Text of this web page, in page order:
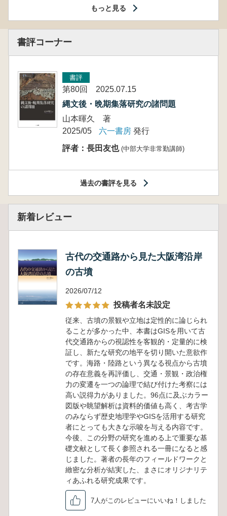
もっと見る
書評コーナー
書評
第80回 2025.07.15
縄文後・晩期集落研究の諸問題
山本暉久 著
2025/05
六一書房 発行
評者：長田友也 (中部大学非常勤講師)
過去の書評を見る
新着レビュー
古代の交通路から見た大阪湾沿岸
の古墳
2026/07/12
投稿者名未設定
従来、古墳の景観や立地は定性的に論じられ
ることが多かった中、本書はGISを用いて古
代交通路からの視認性を客観的・定量的に検
証し、新たな研究の地平を切り開いた意欲作
です。海路・陸路という異なる視点から古墳
の存在意義を再評価し、交通・景観・政治権
力の変遷を一つの論理で結び付けた考察には
高い説得力がありました。96点に及ぶカラー
図版や眺望解析は資料的価値も高く、考古学
のみならず歴史地理学やGISを活用する研究
者にとっても大きな示唆を与える内容です。
今後、この分野の研究を進める上で重要な基
礎文献として長く参照される一冊になると感
じました。著者の長年のフィールドワークと
緻密な分析が結実した、まさにオリジナリテ
ィあふれる研究成果です。
7人がこのレビューにいいね！しました